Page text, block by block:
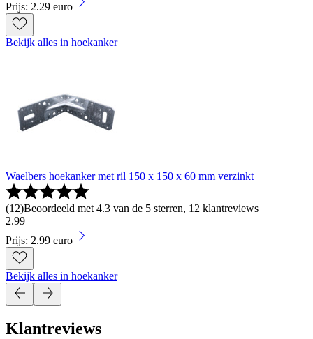
Prijs: 2.29 euro
Bekijk alles in hoekanker
Waelbers hoekanker met ril 150 x 150 x 60 mm verzinkt
(12)Beoordeeld met 4.3 van de 5 sterren, 12 klantreviews
2.99
Prijs: 2.99 euro
Bekijk alles in hoekanker
Klantreviews